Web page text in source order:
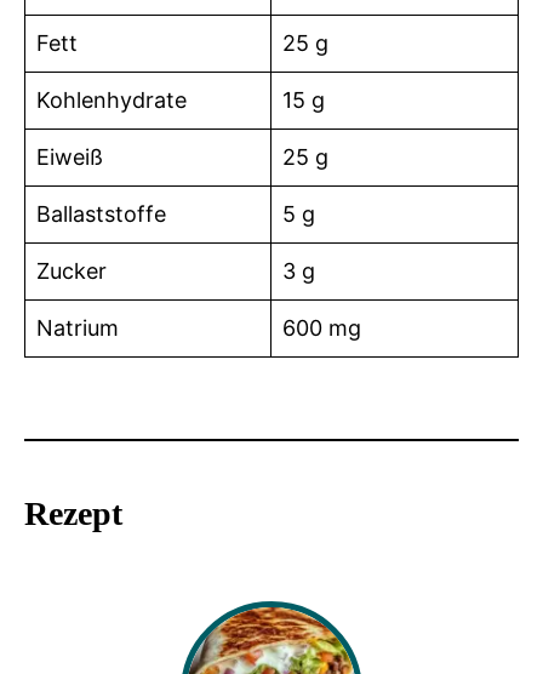
Fett 25 g
Kohlenhydrate 15 g
Eiweiß 25 g
Ballaststoffe 5 g
Zucker 3 g
Natrium 600 mg
Rezept